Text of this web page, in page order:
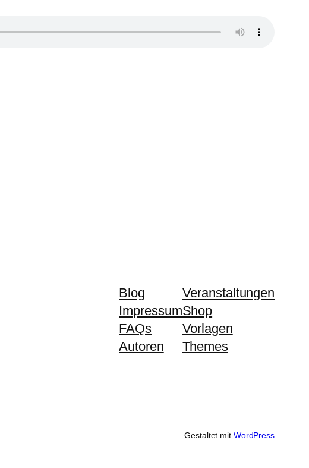
Blog
Impressum
FAQs
Autoren
Veranstaltungen
Shop
Vorlagen
Themes
Gestaltet mit WordPress